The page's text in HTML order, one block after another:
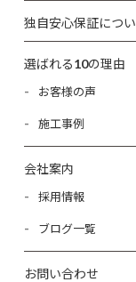
独自安心保証につ
選ばれる10の理由
お客様の声
施工事例
会社案内
採用情報
ブログ一覧
お問い合わせ